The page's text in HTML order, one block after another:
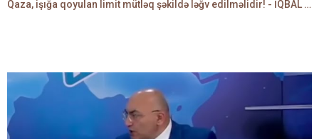
Qaza, işığa qoyulan limit mütləq şəkildə ləğv edilməlidir! - İQBAL AĞAZADƏ